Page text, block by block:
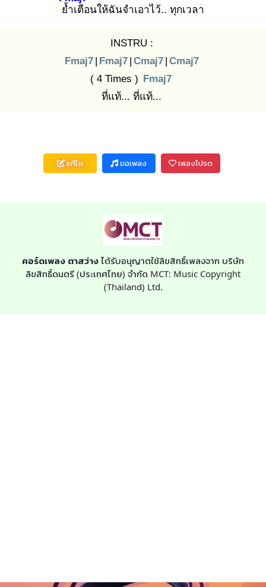
ย้ำเตือนให้ฉันจำเอาไว้.. ทุกเวลา
INSTRU :
Fmaj7 | Fmaj7 | Cmaj7 | Cmaj7
( 4 Times ) Fmaj7
ที่แท้... ที่แท้...
แก้ไข ขอเพลง เพลงโปรด
คอร์ดเพลง ตาสว่าง ได้รับอนุญาตใช้ลิขสิทธิ์เพลงจาก บริษัท
ลิขสิทธิ์ดนตรี (ประเทศไทย) จำกัด MCT: Music Copyright
(Thailand) Ltd.